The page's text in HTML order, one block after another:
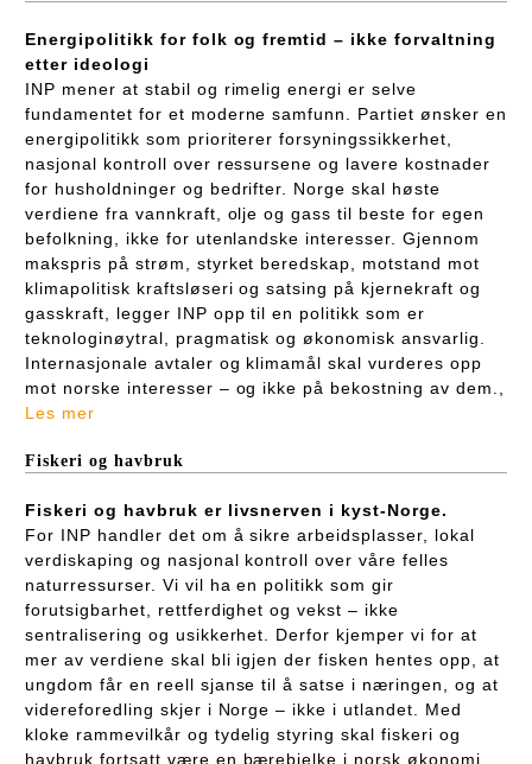
Energipolitikk for folk og fremtid – ikke forvaltning
etter ideologi
INP mener at stabil og rimelig energi er selve
fundamentet for et moderne samfunn. Partiet ønsker en
energipolitikk som prioriterer forsyningssikkerhet,
nasjonal kontroll over ressursene og lavere kostnader
for husholdninger og bedrifter. Norge skal høste
verdiene fra vannkraft, olje og gass til beste for egen
befolkning, ikke for utenlandske interesser. Gjennom
makspris på strøm, styrket beredskap, motstand mot
klimapolitisk kraftsløseri og satsing på kjernekraft og
gasskraft, legger INP opp til en politikk som er
teknologinøytral, pragmatisk og økonomisk ansvarlig.
Internasjonale avtaler og klimamål skal vurderes opp
mot norske interesser – og ikke på bekostning av dem.,
Les mer
Fiskeri og havbruk
Fiskeri og havbruk er livsnerven i kyst-Norge.
For INP handler det om å sikre arbeidsplasser, lokal
verdiskaping og nasjonal kontroll over våre felles
naturressurser. Vi vil ha en politikk som gir
forutsigbarhet, rettferdighet og vekst – ikke
sentralisering og usikkerhet. Derfor kjemper vi for at
mer av verdiene skal bli igjen der fisken hentes opp, at
ungdom får en reell sjanse til å satse i næringen, og at
videreforedling skjer i Norge – ikke i utlandet. Med
kloke rammevilkår og tydelig styring skal fiskeri og
havbruk fortsatt være en bærebjelke i norsk økonomi